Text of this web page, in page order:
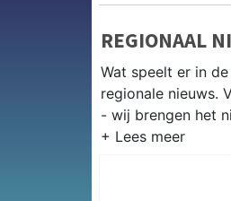
REGIONAAL
Wat speelt er in
regionale nieuws.
- wij brengen het
Naast Hollands